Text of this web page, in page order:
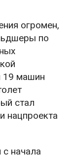
огромен,
по
19 машин
стал
нацпроекта
начала